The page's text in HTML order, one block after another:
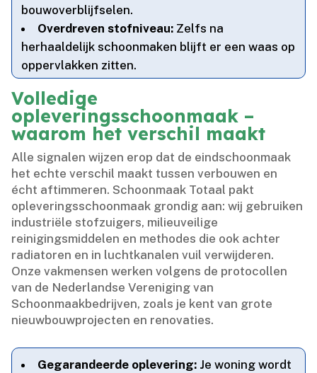
bouwoverblijfselen.​
Overdreven stofniveau: Zelfs na
herhaaldelijk schoonmaken blijft er een waas op
oppervlakken zitten.​
Volledige
opleveringsschoonmaak –
waarom het verschil maakt
Alle signalen wijzen erop dat de eindschoonmaak
het echte verschil maakt tussen verbouwen en
écht aftimmeren.​ Schoonmaak Totaal pakt
opleveringsschoonmaak grondig aan: wij gebruiken
industriële stofzuigers, milieuveilige
reinigingsmiddelen en methodes die ook achter
radiatoren en in luchtkanalen vuil verwijderen.​
Onze vakmensen werken volgens de protocollen
van de Nederlandse Vereniging van
Schoonmaakbedrijven, zoals je kent van grote
nieuwbouwprojecten en renovaties.​
Gegarandeerde oplevering: Je woning wordt